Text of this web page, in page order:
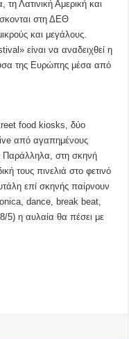
Λατινική Αμερική και
στη ΔΕΘ
και μεγάλους.
είναι να αναδειχθεί η
της Ευρώπης μέσα από
food kiosks, δύο
από αγαπημένους
Παράλληλα, στη σκηνή
τους πινελιά στο φετινό
επί σκηνής παίρνουν
dance, break beat,
5) η αυλαία θα πέσει με